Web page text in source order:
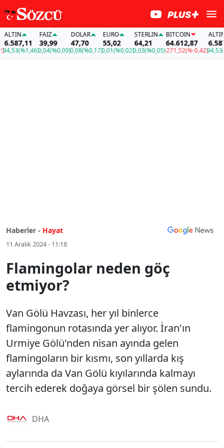
(%1,46)
FAİZ
39,99
0,04(%0,09)
DOLAR
47,70
0,08(%0,17)
EURO
55,02
0,01(%0,02)
STERLIN
64,21
0,03(%0,05)
BITCOIN
64.612,87
-271,52(%-0,42)
ALTIN
94,53
Haberler - Hayat
11 Aralık 2024 - 11:18
Flamingolar neden göç
etmiyor?
Van Gölü Havzası, her yıl binlerce
flamingonun rotasında yer alıyor. İran'ın
Urmiye Gölü'nden nisan ayında gelen
flamingoların bir kısmı, son yıllarda kış
aylarında da Van Gölü kıyılarında kalmayı
tercih ederek doğaya görsel bir şölen sundu.
DHA